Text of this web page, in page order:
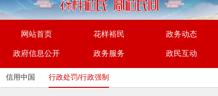
网站首页 花样裕民 政务动态
政府信息公开 政务服务 政民互动
信用中国 行政处罚/行政强制